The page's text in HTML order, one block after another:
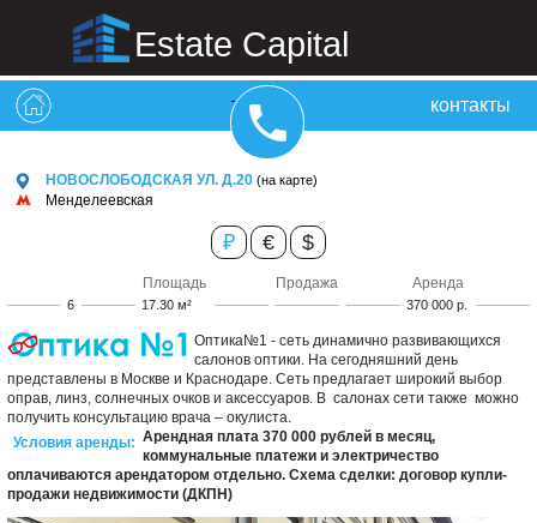
Estate Capital
контакты
НОВОСЛОБОДСКАЯ УЛ. Д.20 (на карте)
Менделеевская
₽ € $
Площадь Продажа Аренда
6 17.30 м² 370 000 р.
Оптика№1 - сеть динамично развивающихся
салонов оптики. На сегодняшний день
представлены в Москве и Краснодаре. Сеть предлагает широкий выбор
оправ, линз, солнечных очков и аксессуаров. В салонах сети также можно
получить консультацию врача – окулиста.
Условия аренды: Арендная плата 370 000 рублей в месяц,
коммунальные платежи и электричество
оплачиваются арендатором отдельно. Схема сделки: договор купли-
продажи недвижимости (ДКПН)